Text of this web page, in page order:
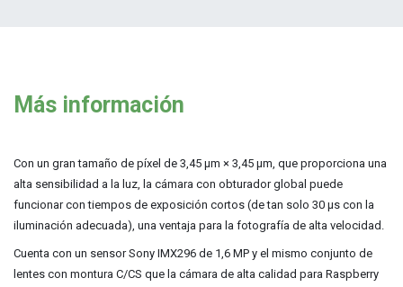
Más información
Con un gran tamaño de píxel de 3,45 μm × 3,45 μm, que proporciona una
alta sensibilidad a la luz, la cámara con obturador global puede
funcionar con tiempos de exposición cortos (de tan solo 30 μs con la
iluminación adecuada), una ventaja para la fotografía de alta velocidad.
Cuenta con un sensor Sony IMX296 de 1,6 MP y el mismo conjunto de
lentes con montura C/CS que la cámara de alta calidad para Raspberry